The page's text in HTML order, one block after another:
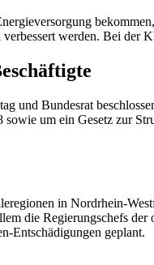
werden. Bei
und Bundesrat
um ein Gesetz zur
in Nordrhein-
die Regierungschefs
Entschädigungen geplant.